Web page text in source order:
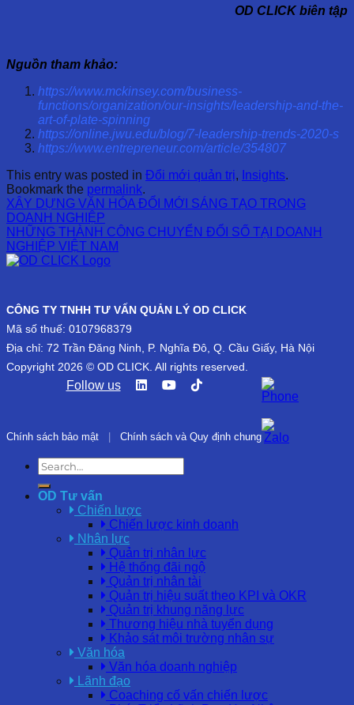
OD CLICK biên tập
Nguồn tham khảo:
https://www.mckinsey.com/business-
functions/organization/our-insights/leadership-and-the-
art-of-plate-spinning
https://online.jwu.edu/blog/7-leadership-trends-2020-s
https://www.entrepreneur.com/article/354807
This entry was posted in Đổi mới quản trị, Insights.
Bookmark the permalink.
XÂY DỰNG VĂN HÓA ĐỔI MỚI SÁNG TẠO TRONG
DOANH NGHIỆP
NHỮNG THÀNH CÔNG CHUYỂN ĐỔI SỐ TẠI DOANH
NGHIỆP VIỆT NAM
CÔNG TY TNHH TƯ VẤN QUẢN LÝ OD CLICK
Mã số thuế: 0107968379
Địa chỉ: 72 Trần Đăng Ninh, P. Nghĩa Đô, Q. Cầu Giấy, Hà Nội
Copyright 2026 © OD CLICK. All rights reserved.
Follow us
Chính sách bảo mật Chính sách và Quy định chung
OD Tư vấn
Chiến lược
Chiến lược kinh doanh
Nhân lực
Quản trị nhân lực
Hệ thống đãi ngộ
Quản trị nhân tài
Quản trị hiệu suất theo KPI và OKR
Quản trị khung năng lực
Thương hiệu nhà tuyển dụng
Khảo sát môi trường nhân sự
Văn hóa
Văn hóa doanh nghiệp
Lãnh đạo
Coaching cố vấn chiến lược